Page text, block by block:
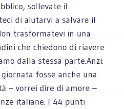
sollevate il
di aiutarvi a salvare il
trasformatevi in una
che chiedono di riavere
dalla stessa parte.Anzi.
fosse anche una
– vorrei dire di amore –
italiane. I 44 punti